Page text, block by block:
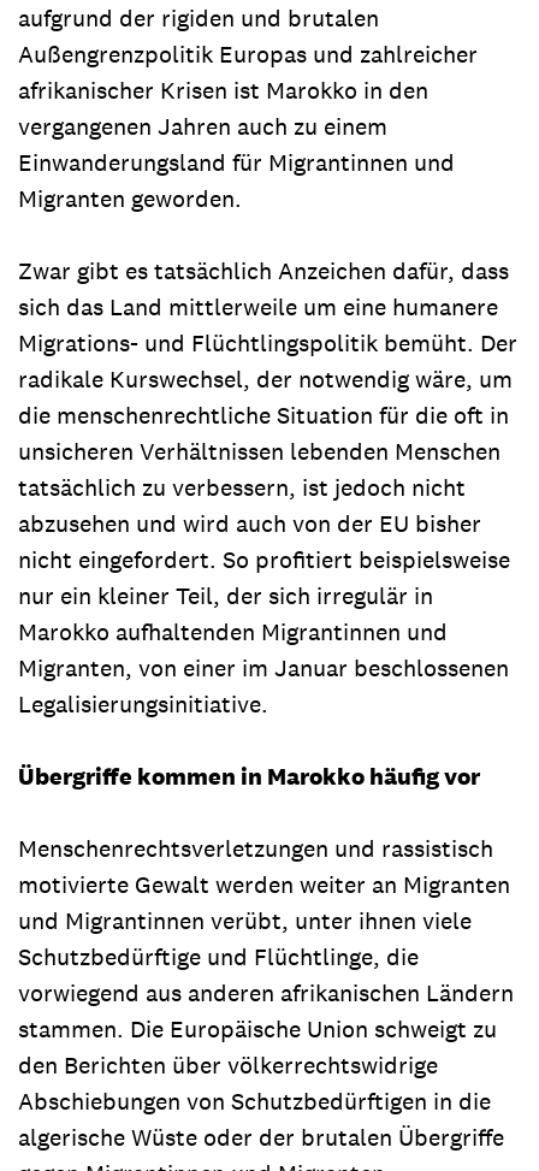
aufgrund der rigiden und brutalen
Außengrenzpolitik Europas und zahlreicher
afrikanischer Krisen ist Marokko in den
vergangenen Jahren auch zu einem
Einwanderungsland für Migrantinnen und
Migranten geworden.
Zwar gibt es tatsächlich Anzeichen dafür, dass
sich das Land mittlerweile um eine humanere
Migrations- und Flüchtlingspolitik bemüht. Der
radikale Kurswechsel, der notwendig wäre, um
die menschenrechtliche Situation für die oft in
unsicheren Verhältnissen lebenden Menschen
tatsächlich zu verbessern, ist jedoch nicht
abzusehen und wird auch von der EU bisher
nicht eingefordert. So profitiert beispielsweise
nur ein kleiner Teil, der sich irregulär in
Marokko aufhaltenden Migrantinnen und
Migranten, von einer im Januar beschlossenen
Legalisierungsinitiative.
Übergriffe kommen in Marokko häufig vor
Menschenrechtsverletzungen und rassistisch
motivierte Gewalt werden weiter an Migranten
und Migrantinnen verübt, unter ihnen viele
Schutzbedürftige und Flüchtlinge, die
vorwiegend aus anderen afrikanischen Ländern
stammen. Die Europäische Union schweigt zu
den Berichten über völkerrechtswidrige
Abschiebungen von Schutzbedürftigen in die
algerische Wüste oder der brutalen Übergriffe